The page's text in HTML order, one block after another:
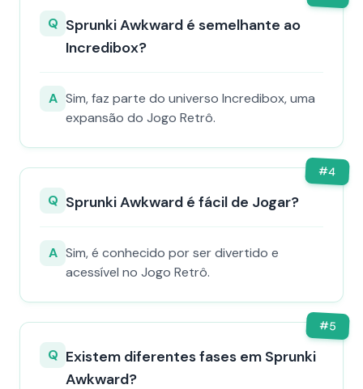
Q Sprunki Awkward é semelhante ao
Incredibox?
A Sim, faz parte do universo Incredibox, uma
expansão do Jogo Retrô.
#4
Q Sprunki Awkward é fácil de Jogar?
A Sim, é conhecido por ser divertido e
acessível no Jogo Retrô.
#5
Q Existem diferentes fases em Sprunki
Awkward?